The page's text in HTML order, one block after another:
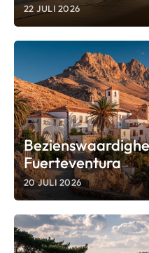
22 JULI 2026
Fuerteventura
20 JULI 2026